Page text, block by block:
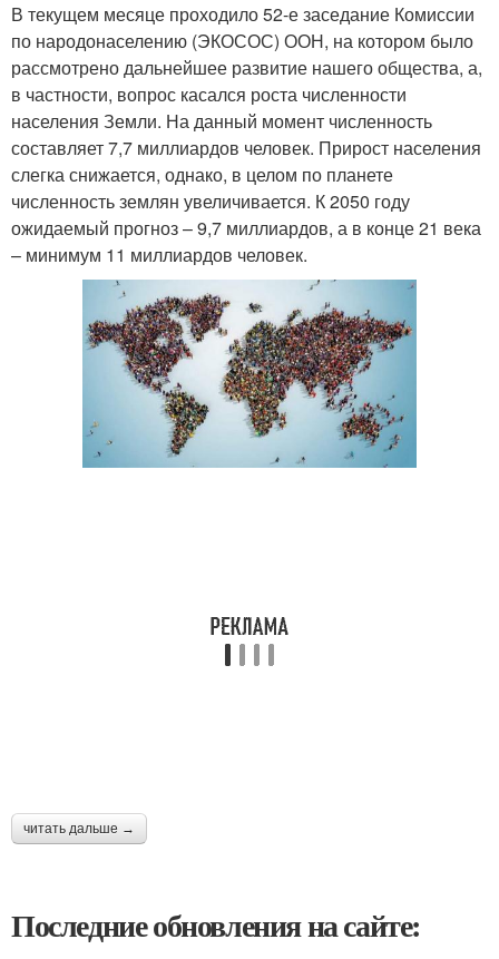
В текущем месяце проходило 52-е заседание Комиссии
по народонаселению (ЭКОСОС) ООН, на котором было
рассмотрено дальнейшее развитие нашего общества, а,
в частности, вопрос касался роста численности
населения Земли. На данный момент численность
составляет 7,7 миллиардов человек. Прирост населения
слегка снижается, однако, в целом по планете
численность землян увеличивается. К 2050 году
ожидаемый прогноз – 9,7 миллиардов, а в конце 21 века
– минимум 11 миллиардов человек.
читать дальше →
Последние обновления на сайте: